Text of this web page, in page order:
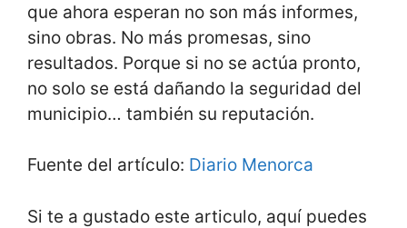
que ahora esperan no son más informes,
sino obras. No más promesas, sino
resultados. Porque si no se actúa pronto,
no solo se está dañando la seguridad del
municipio… también su reputación.
Fuente del artículo: Diario Menorca
Si te a gustado este articulo, aquí puedes